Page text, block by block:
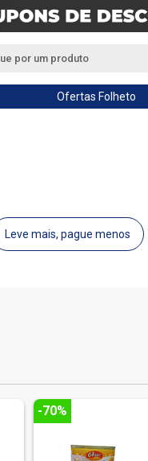
Ofertas Folheto
Leve mais, pague menos
-70%